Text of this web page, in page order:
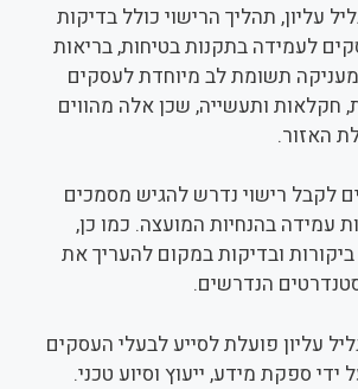
עליון, תהליך הרישוי כולל בדיקות
לעמידה בתקנות בטיחות, בריאות
תשומת לב מיוחדת לעסקים
חקלאות ותעשייה, שכן אלה מהווים
האזור.
לקבל רישוי נדרש להגיש מסמכים
עמידה בהנחיות המועצה. כמו כן,
ובדיקות במקום להעריך את
הנדרשים.
עליון פועלת לסייע לבעלי העסקים
ספקת מידע, ייעוץ וסיוע טכני.